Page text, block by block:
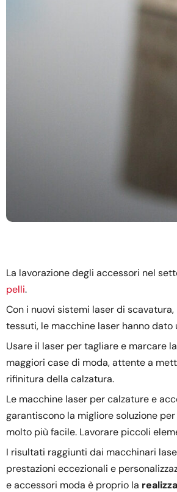
La lavorazione degli accessori nel
pelli.
Con i nuovi sistemi laser di
tessuti, le macchine laser hanno dato
Usare il laser per tagliare e marcare
maggiori case di moda, attente a
rifinitura della calzatura.
Le macchine laser per calzature e
garantiscono la migliore soluzione
molto più facile. Lavorare piccoli
I risultati raggiunti dai macchinari
prestazioni eccezionali e
e accessori moda è proprio la